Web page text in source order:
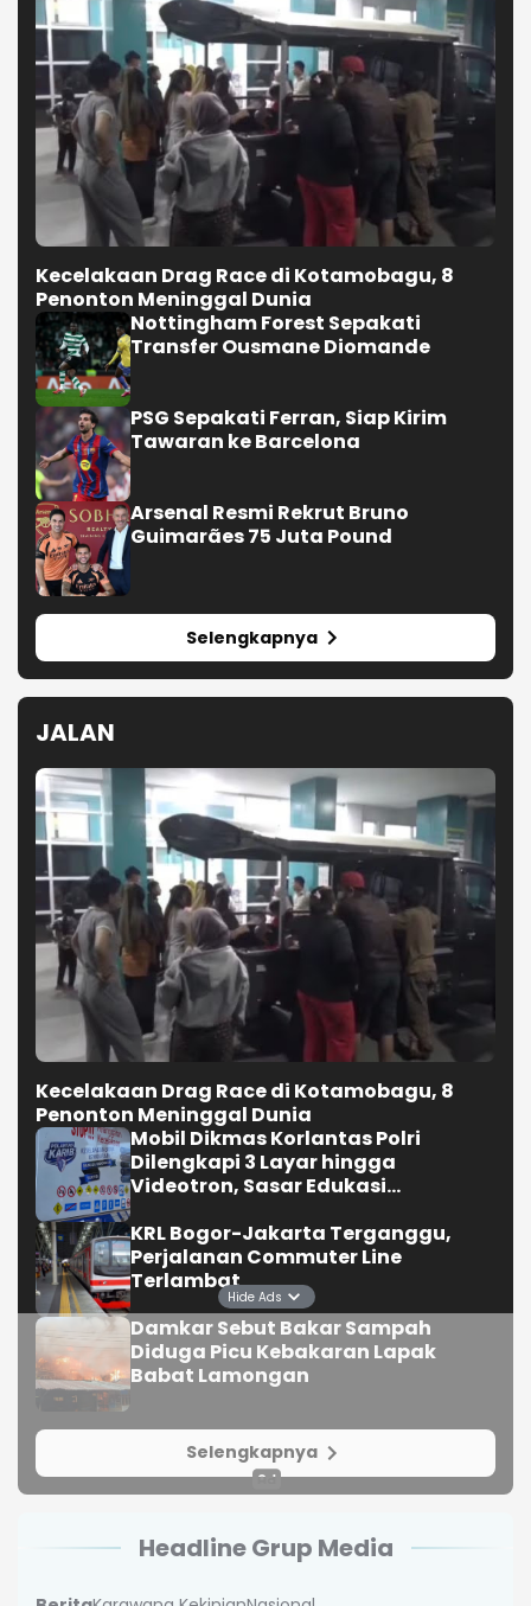
Kecelakaan Drag Race di Kotamobagu, 8
Penonton Meninggal Dunia
Nottingham Forest Sepakati
Transfer Ousmane Diomande
PSG Sepakati Ferran, Siap Kirim
Tawaran ke Barcelona
Arsenal Resmi Rekrut Bruno
Guimarães 75 Juta Pound
Selengkapnya
JALAN
Kecelakaan Drag Race di Kotamobagu, 8
Penonton Meninggal Dunia
Mobil Dikmas Korlantas Polri
Dilengkapi 3 Layar hingga
Videotron, Sasar Edukasi
KRL Bogor-Jakarta Terganggu,
Perjalanan Commuter Line
Terlambat
Damkar Sebut Bakar Sampah
Diduga Picu Kebakaran Lapak
Babat Lamongan
Selengkapnya
Headline Grup Media
Hide Ads